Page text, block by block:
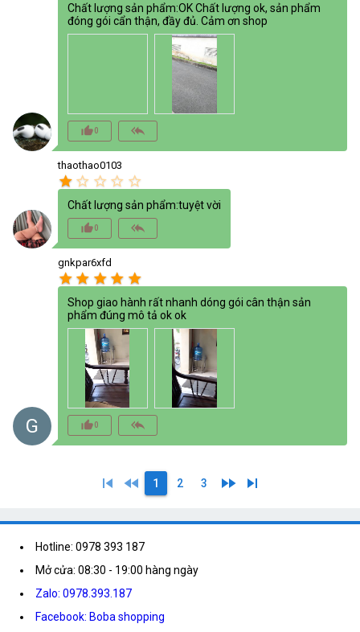
Chất lượng sản phẩm:OK Chất lượng ok, sản phẩm
đóng gói cẩn thận, đầy đủ. Cảm ơn shop
thumb_up_alt0 reply_all
thaothao0103
star star_border star_border star_border star_border
Chất lượng sản phẩm:tuyệt vời
thumb_up_alt0 reply_all
G
gnkpar6xfd
star star star star star
Shop giao hành rất nhanh dóng gói cân thận sản
phẩm đúng mô tả ok ok
thumb_up_alt0 reply_all
skip_previous fast_rewind 1 2 3 fast_forward skip_next
Hotline: 0978 393 187
Mở cửa: 08:30 - 19:00 hàng ngày
Zalo: 0978.393.187
Facebook: Boba shopping